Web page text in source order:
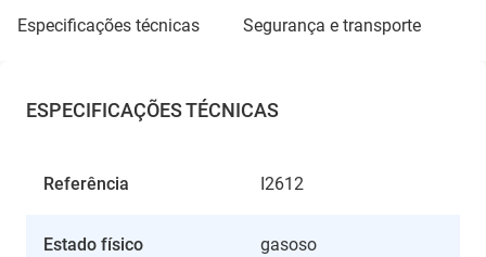
especificações técnicas segurança e transporte
ESPECIFICAÇÕES TÉCNICAS
Referência I2612
Estado físico gasoso